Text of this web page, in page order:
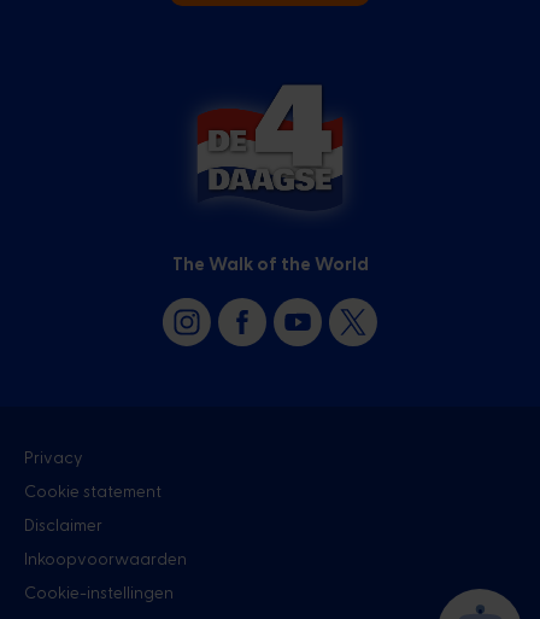
The Walk of the World
Privacy
Cookie statement
Disclaimer
Inkoopvoorwaarden
Cookie-instellingen